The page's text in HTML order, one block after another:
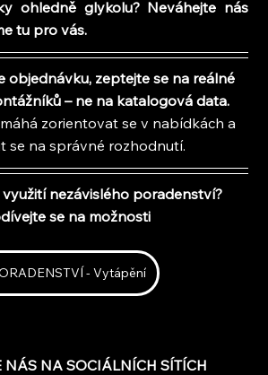
ohledně glykolu? Neváhejte nás
tu pro vás.
objednávku, zeptejte se na reálné
– ne na katalogová data.
zorientovat se v nabídkách a
se na správné rozhodnutí.
využití nezávislého poradenství?
se na možnosti
- Vytápění
NÁS NA SOCIÁLNÍCH SÍTÍCH